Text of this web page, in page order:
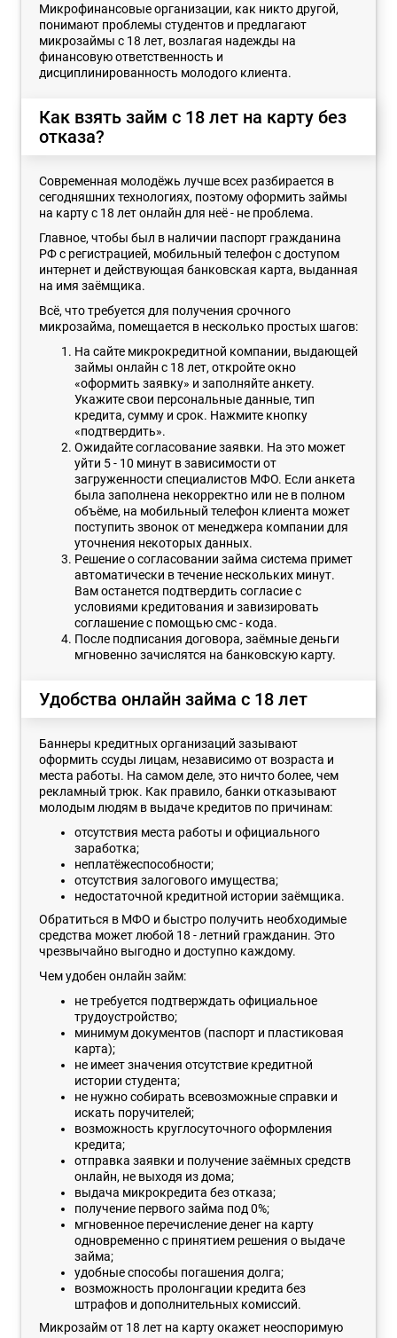
Микрофинансовые организации, как никто другой,
понимают проблемы студентов и предлагают
микрозаймы с 18 лет, возлагая надежды на
финансовую ответственность и
дисциплинированность молодого клиента.
Как взять займ с 18 лет на карту без
отказа?
Современная молодёжь лучше всех разбирается в
сегодняшних технологиях, поэтому оформить займы
на карту с 18 лет онлайн для неё - не проблема.
Главное, чтобы был в наличии паспорт гражданина
РФ с регистрацией, мобильный телефон с доступом
интернет и действующая банковская карта, выданная
на имя заёмщика.
Всё, что требуется для получения срочного
микрозайма, помещается в несколько простых шагов:
На сайте микрокредитной компании, выдающей
займы онлайн с 18 лет, откройте окно
«оформить заявку» и заполняйте анкету.
Укажите свои персональные данные, тип
кредита, сумму и срок. Нажмите кнопку
«подтвердить».
Ожидайте согласование заявки. На это может
уйти 5 - 10 минут в зависимости от
загруженности специалистов МФО. Если анкета
была заполнена некорректно или не в полном
объёме, на мобильный телефон клиента может
поступить звонок от менеджера компании для
уточнения некоторых данных.
Решение о согласовании займа система примет
автоматически в течение нескольких минут.
Вам останется подтвердить согласие с
условиями кредитования и завизировать
соглашение с помощью смс - кода.
После подписания договора, заёмные деньги
мгновенно зачислятся на банковскую карту.
Удобства онлайн займа с 18 лет
Баннеры кредитных организаций зазывают
оформить ссуды лицам, независимо от возраста и
места работы. На самом деле, это ничто более, чем
рекламный трюк. Как правило, банки отказывают
молодым людям в выдаче кредитов по причинам:
отсутствия места работы и официального
заработка;
неплатёжеспособности;
отсутствия залогового имущества;
недостаточной кредитной истории заёмщика.
Обратиться в МФО и быстро получить необходимые
средства может любой 18 - летний гражданин. Это
чрезвычайно выгодно и доступно каждому.
Чем удобен онлайн займ:
не требуется подтверждать официальное
трудоустройство;
минимум документов (паспорт и пластиковая
карта);
не имеет значения отсутствие кредитной
истории студента;
не нужно собирать всевозможные справки и
искать поручителей;
возможность круглосуточного оформления
кредита;
отправка заявки и получение заёмных средств
онлайн, не выходя из дома;
выдача микрокредита без отказа;
получение первого займа под 0%;
мгновенное перечисление денег на карту
одновременно с принятием решения о выдаче
займа;
удобные способы погашения долга;
возможность пролонгации кредита без
штрафов и дополнительных комиссий.
Микрозайм от 18 лет на карту окажет неоспоримую